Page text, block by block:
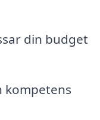
din budget
kompetens